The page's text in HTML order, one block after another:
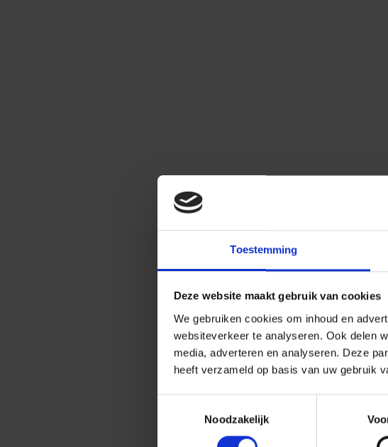
Toestemming
Deze website maakt gebruik van cookies
We gebruiken cookies om inhoud en
websiteverkeer te analyseren. Ook delen
media, adverteren en analyseren. Deze
heeft verzameld op basis van uw gebruik
Noodzakelijk